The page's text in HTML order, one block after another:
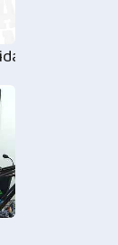
por uma